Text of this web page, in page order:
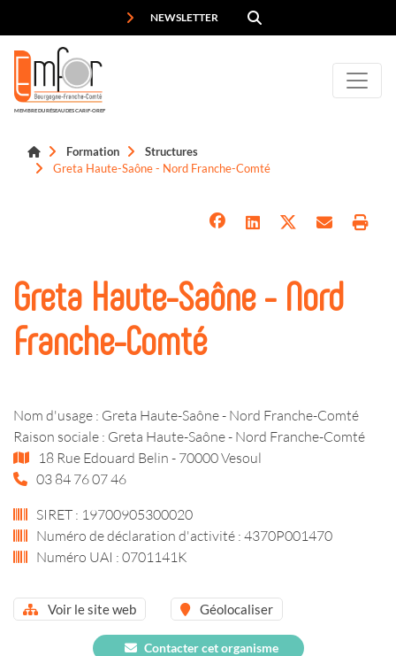
NEWSLETTER
MEMBRE DU RÉSEAU DES CARIF-OREF
Formation
Structures
Greta Haute-Saône - Nord Franche-Comté
Greta Haute-Saône - Nord
Franche-Comté
Nom d'usage : Greta Haute-Saône - Nord Franche-Comté
Raison sociale : Greta Haute-Saône - Nord Franche-Comté
18 Rue Edouard Belin - 70000 Vesoul
03 84 76 07 46
SIRET : 19700905300020
Numéro de déclaration d'activité : 4370P001470
Numéro UAI : 0701141K
Voir le site web Géolocaliser
Contacter cet organisme
Panneau de gestion des cookies